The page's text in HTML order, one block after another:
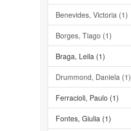
Benevides, Victoria (1)
Borges, Tiago (1)
Braga, Leila (1)
Drummond, Daniela (1)
Ferracioli, Paulo (1)
Fontes, Giulia (1)